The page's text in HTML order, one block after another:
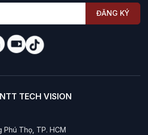
ĐĂNG KÝ
TECH VISION
Phú Thọ, TP. HCM